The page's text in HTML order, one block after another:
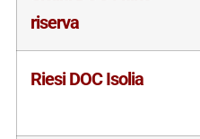
riserva
Riesi DOC Isolia